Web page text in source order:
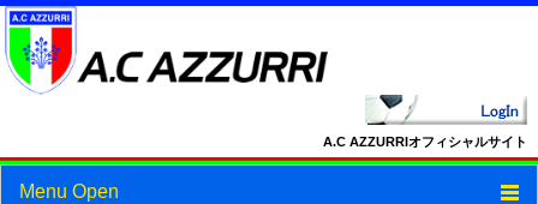
A.C AZZURRIオフィシャルサイト
Menu Open